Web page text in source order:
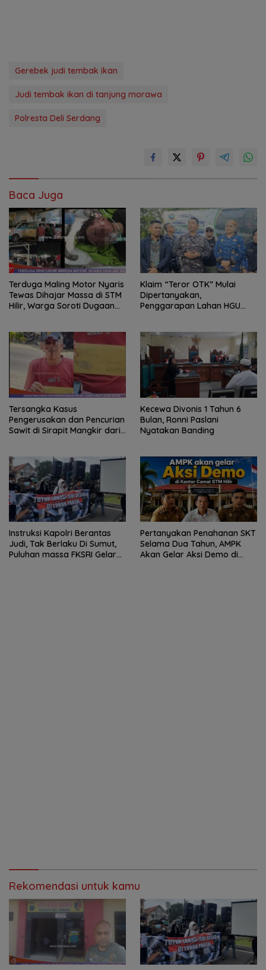
Gerebek judi tembak ikan
Judi tembak ikan di tanjung morawa
Polresta Deli Serdang
Baca Juga
Terduga Maling Motor Nyaris
Tewas Dihajar Massa di STM
Hilir, Warga Soroti Dugaan
Klaim “Teror OTK” Mulai
Dipertanyakan,
Penggarapan Lahan HGU
Tersangka Kasus
Pengerusakan dan Pencurian
Sawit di Sirapit Mangkir dari
Kecewa Divonis 1 Tahun 6
Bulan, Ronni Paslani
Nyatakan Banding
Instruksi Kapolri Berantas
Judi, Tak Berlaku Di Sumut,
Puluhan massa FKSRI Gelar
Pertanyakan Penahanan SKT
Selama Dua Tahun, AMPK
Akan Gelar Aksi Demo di
Rekomendasi untuk kamu